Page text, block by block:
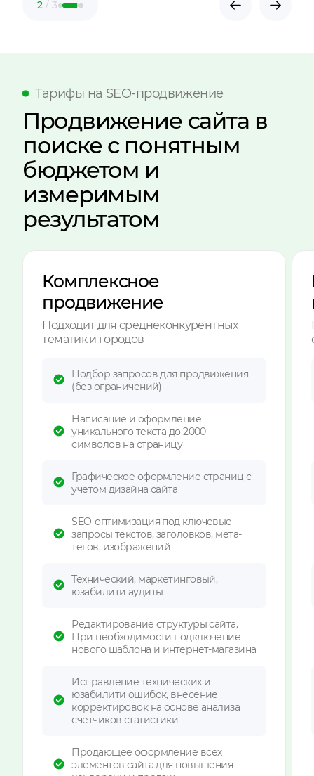
2/ 3
Тарифы на SEO-продвижение
Продвижение сайта в
поиске с понятным
бюджетом и
измеримым
результатом
Комплексное
продвижение
Подходит для среднеконкурентных
тематик и городов
Подбор запросов для продвижения
(без ограничений)
Написание и оформление
уникального текста до 2000
символов на страницу
Графическое оформление страниц с
учетом дизайна сайта
SEO-оптимизация под ключевые
запросы текстов, заголовков, мета-
тегов, изображений
Технический, маркетинговый,
юзабилити аудиты
Редактирование структуры сайта.
При необходимости подключение
нового шаблона и интернет-магазина
Исправление технических и
юзабилити ошибок, внесение
корректировок на основе анализа
счетчиков статистики
Продающее оформление всех
элементов сайта для повышения